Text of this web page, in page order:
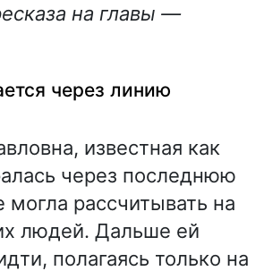
на главы —
через линию
известная как
через последнюю
могла рассчитывать на
людей. Дальше ей
полагаясь только на